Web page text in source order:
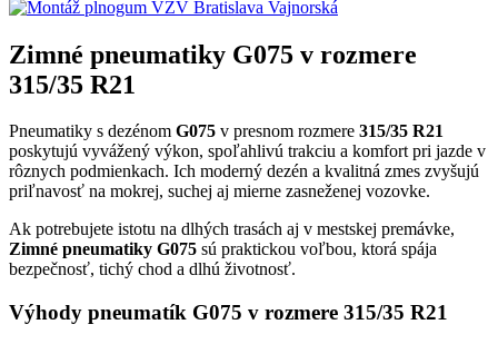
Zimné pneumatiky G075 v rozmere
315/35 R21
Pneumatiky s dezénom G075 v presnom rozmere 315/35 R21
poskytujú vyvážený výkon, spoľahlivú trakciu a komfort pri jazde v
rôznych podmienkach. Ich moderný dezén a kvalitná zmes zvyšujú
priľnavosť na mokrej, suchej aj mierne zasneženej vozovke.
Ak potrebujete istotu na dlhých trasách aj v mestskej premávke,
Zimné pneumatiky G075 sú praktickou voľbou, ktorá spája
bezpečnosť, tichý chod a dlhú životnosť.
Výhody pneumatík G075 v rozmere 315/35 R21